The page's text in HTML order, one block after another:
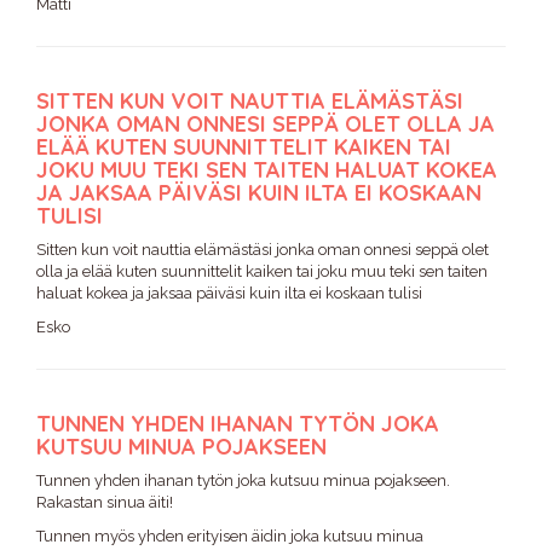
Matti
SITTEN KUN VOIT NAUTTIA ELÄMÄSTÄSI
JONKA OMAN ONNESI SEPPÄ OLET OLLA JA
ELÄÄ KUTEN SUUNNITTELIT KAIKEN TAI
JOKU MUU TEKI SEN TAITEN HALUAT KOKEA
JA JAKSAA PÄIVÄSI KUIN ILTA EI KOSKAAN
TULISI
Sitten kun voit nauttia elämästäsi jonka oman onnesi seppä olet
olla ja elää kuten suunnittelit kaiken tai joku muu teki sen taiten
haluat kokea ja jaksaa päiväsi kuin ilta ei koskaan tulisi
Esko
TUNNEN YHDEN IHANAN TYTÖN JOKA
KUTSUU MINUA POJAKSEEN
Tunnen yhden ihanan tytön joka kutsuu minua pojakseen.
Rakastan sinua äiti!
Tunnen myös yhden erityisen äidin joka kutsuu minua